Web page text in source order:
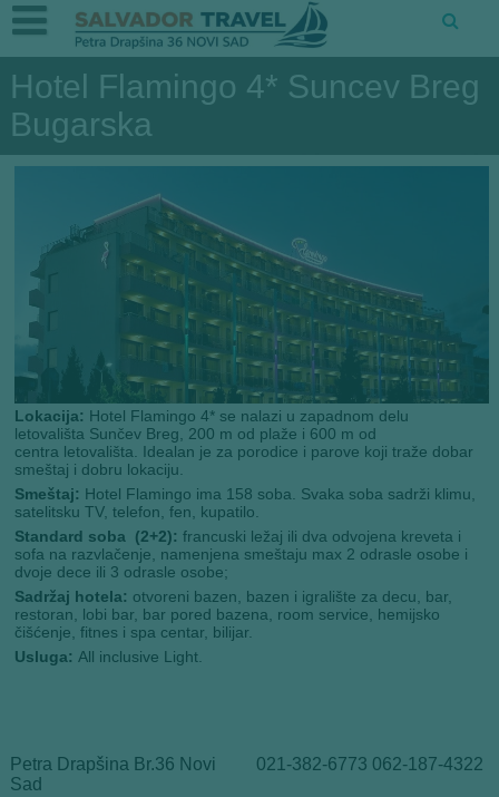
Hotel Flamingo 4* Suncev Breg
Bugarska
Lokacija: Hotel Flamingo 4* se nalazi u zapadnom delu
letovališta Sunčev Breg, 200 m od plaže i 600 m od
centra letovališta. Idealan je za porodice i parove koji traže dobar
smeštaj i dobru lokaciju.
Smeštaj: Hotel Flamingo ima 158 soba. Svaka soba sadrži klimu,
satelitsku TV, telefon, fen, kupatilo.
Standard soba (2+2): francuski ležaj ili dva odvojena kreveta i
sofa na razvlačenje,
namenjena smeštaju max 2 odrasle osobe i
dvoje dece ili 3 odrasle osobe;
Sadržaj hotela: otvoreni bazen, bazen i igralište za decu, bar,
restoran, lobi bar, bar pored bazena, room service, hemijsko
čišćenje, fitnes i spa centar, bilijar.
Usluga: All inclusive Light.
Petra Drapšina Br.36 Novi
Sad
021-382-6773 062-187-4322